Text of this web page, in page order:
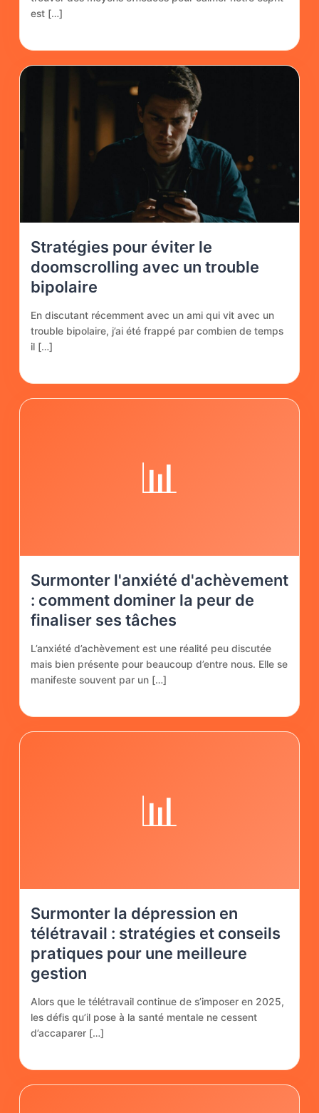
est […]
Stratégies pour éviter le
doomscrolling avec un trouble
bipolaire
En discutant récemment avec un ami qui vit avec un
trouble bipolaire, j’ai été frappé par combien de temps
il […]
📊
Surmonter l'anxiété d'achèvement
: comment dominer la peur de
finaliser ses tâches
L’anxiété d’achèvement est une réalité peu discutée
mais bien présente pour beaucoup d’entre nous. Elle se
manifeste souvent par un […]
📊
Surmonter la dépression en
télétravail : stratégies et conseils
pratiques pour une meilleure
gestion
Alors que le télétravail continue de s’imposer en 2025,
les défis qu’il pose à la santé mentale ne cessent
d’accaparer […]